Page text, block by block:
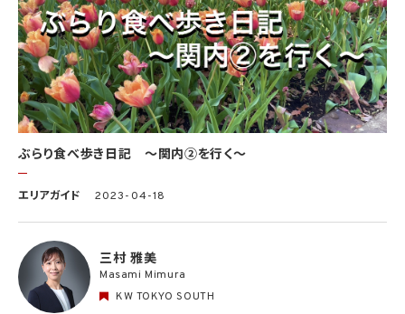
ぶらり食べ歩き日記 〜関内②を行く〜
エリアガイド 2023-04-18
三村 雅美
Masami Mimura
KW TOKYO SOUTH